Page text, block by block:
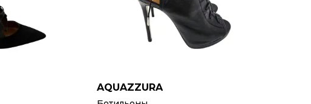
AQUAZZURA